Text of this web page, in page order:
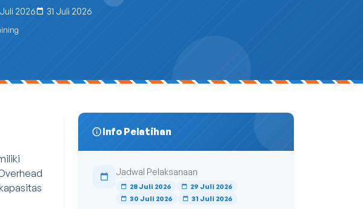
2026 31 Juli 2026
Info Pelatihan
Jadwal Pelaksanaan
28 Juli 2026
29 Juli 2026
30 Juli 2026
31 Juli 2026